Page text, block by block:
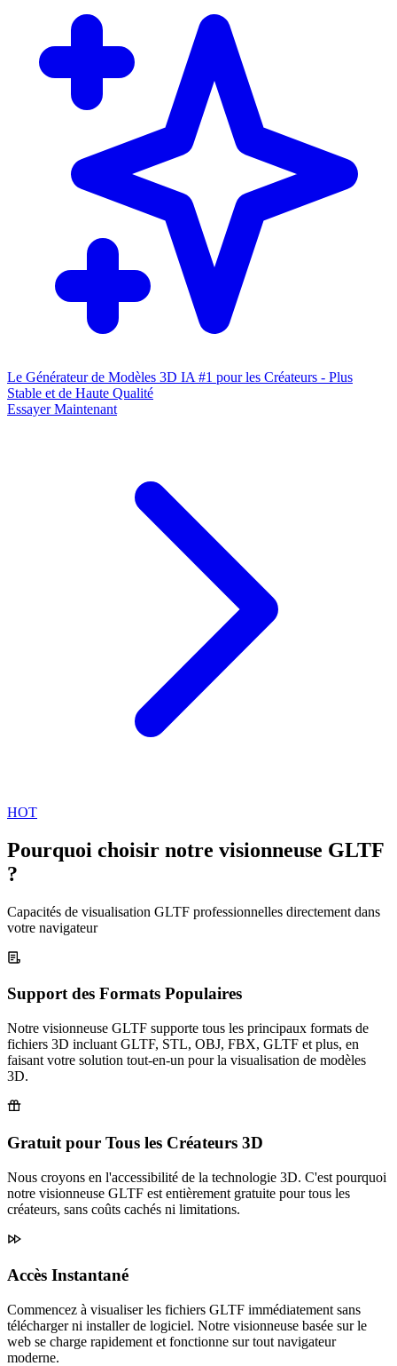
Le Générateur de Modèles 3D IA #1 pour les Créateurs - Plus
Stable et de Haute Qualité
Essayer Maintenant
HOT
Pourquoi choisir notre visionneuse GLTF
?
Capacités de visualisation GLTF professionnelles directement dans
votre navigateur
Support des Formats Populaires
Notre visionneuse GLTF supporte tous les principaux formats de
fichiers 3D incluant GLTF, STL, OBJ, FBX, GLTF et plus, en
faisant votre solution tout-en-un pour la visualisation de modèles
3D.
Gratuit pour Tous les Créateurs 3D
Nous croyons en l'accessibilité de la technologie 3D. C'est pourquoi
notre visionneuse GLTF est entièrement gratuite pour tous les
créateurs, sans coûts cachés ni limitations.
Accès Instantané
Commencez à visualiser les fichiers GLTF immédiatement sans
télécharger ni installer de logiciel. Notre visionneuse basée sur le
web se charge rapidement et fonctionne sur tout navigateur
moderne.